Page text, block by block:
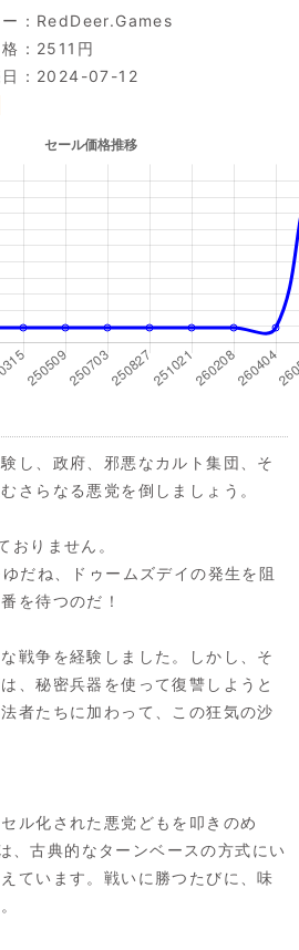
： RedDeer.Games
2511円
：2024-07-12
し、政府、邪悪なカルト集団、そ
さらなる悪党を倒しましょう。
おりません。
だね、ドゥームズデイの発生を阻
を待つのだ！
戦争を経験しました。しかし、そ
、秘密兵器を使って復讐しようと
者たちに加わって、この狂気の沙
ル化された悪党どもを叩きのめ
古典的なターンベースの方式にい
ています。戦いに勝つたびに、味